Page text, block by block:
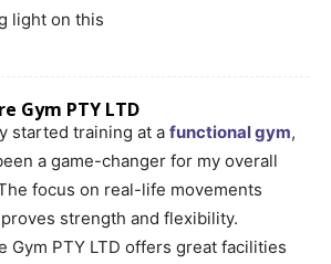
light on this
Gym PTY LTD
started training at a functional gym,
a game-changer for my overall
focus on real-life movements
strength and flexibility.
Gym PTY LTD offers great facilities